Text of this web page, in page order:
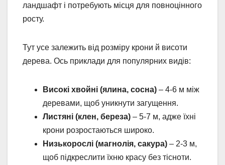
ландшафт і потребують місця для повноцінного
росту.
Тут усе залежить від розміру крони й висоти
дерева. Ось приклади для популярних видів:
Високі хвойні (ялина, сосна) – 4-6 м між
деревами, щоб уникнути загущення.
Листяні (клен, береза) – 5-7 м, адже їхні
крони розростаються широко.
Низькорослі (магнолія, сакура) – 2-3 м,
щоб підкреслити їхню красу без тісноти.